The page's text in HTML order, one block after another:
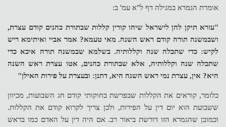
אומרת הגמרא במגילה דף ל"א עמ' ב:
"עזרא תיקן להן לישראל שיהו קורין קללות שבתורת כהנים קודם עצרת,
ושבמשנה תורה קודם ראש השנה. מאי טעמא? אמר אביי ואיתימא ריש
לקיש: כדי שתכלה שנה וקללותיה. בשלמא שבמשנה תורה איכא כדי
שתכלה שנה וקללותיה, אלא שבתורת כהנים, אטו עצרת ראש השנה
היא? אין, עצרת נמי ראש השנה היא, דתנן: ובעצרת על פירות האילן"
כלומר, קוראים את הקללות שבפרשת בחוקותי קודם חג השבועות, מכיוון
ששבועת הוא יום דין על הפירות, ולכן צריך לקרוא קודם את הקללות.
וכמובן שהגמרא הזו דורשת ביאור רב. אם היה דין על האדם כמו בראש